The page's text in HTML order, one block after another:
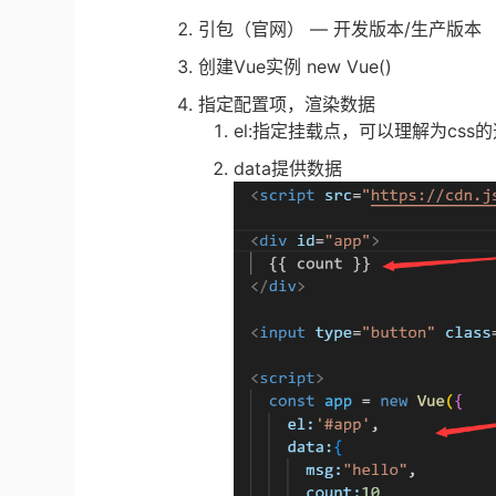
引包（官网） — 开发版本/生产版本
创建Vue实例 new Vue()
指定配置项，渲染数据
el:指定挂载点，可以理解为css
data提供数据